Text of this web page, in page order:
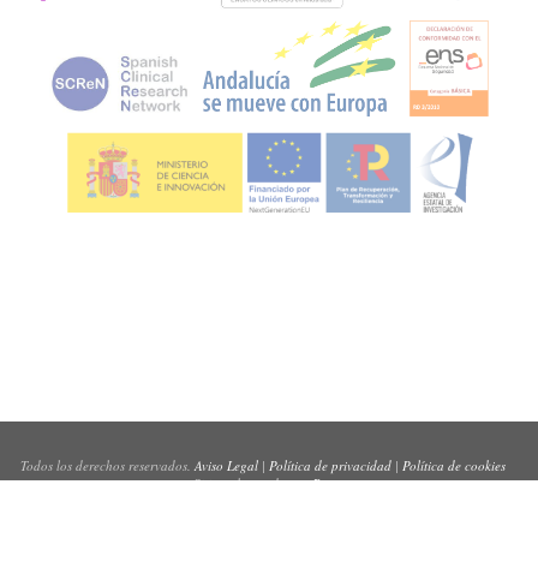
Todos los derechos reservados.Aviso Legal| Política de privacidad| Política de cookies
Sitio web creado porPynso